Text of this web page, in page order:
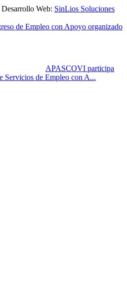
Web: SinLios Soluciones
de Empleo con Apoyo organizado
APASCOVI participa
Servicios de Empleo con A...